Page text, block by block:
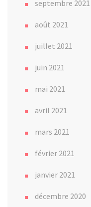
septembre 2021
août 2021
juillet 2021
juin 2021
mai 2021
avril 2021
mars 2021
février 2021
janvier 2021
décembre 2020